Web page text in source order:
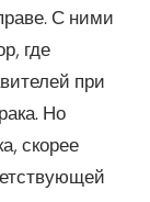
С ними
где
при
Но
скорее